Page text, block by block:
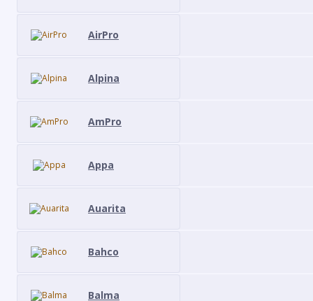
AirPro
Alpina
AmPro
Appa
Auarita
Bahco
Balma